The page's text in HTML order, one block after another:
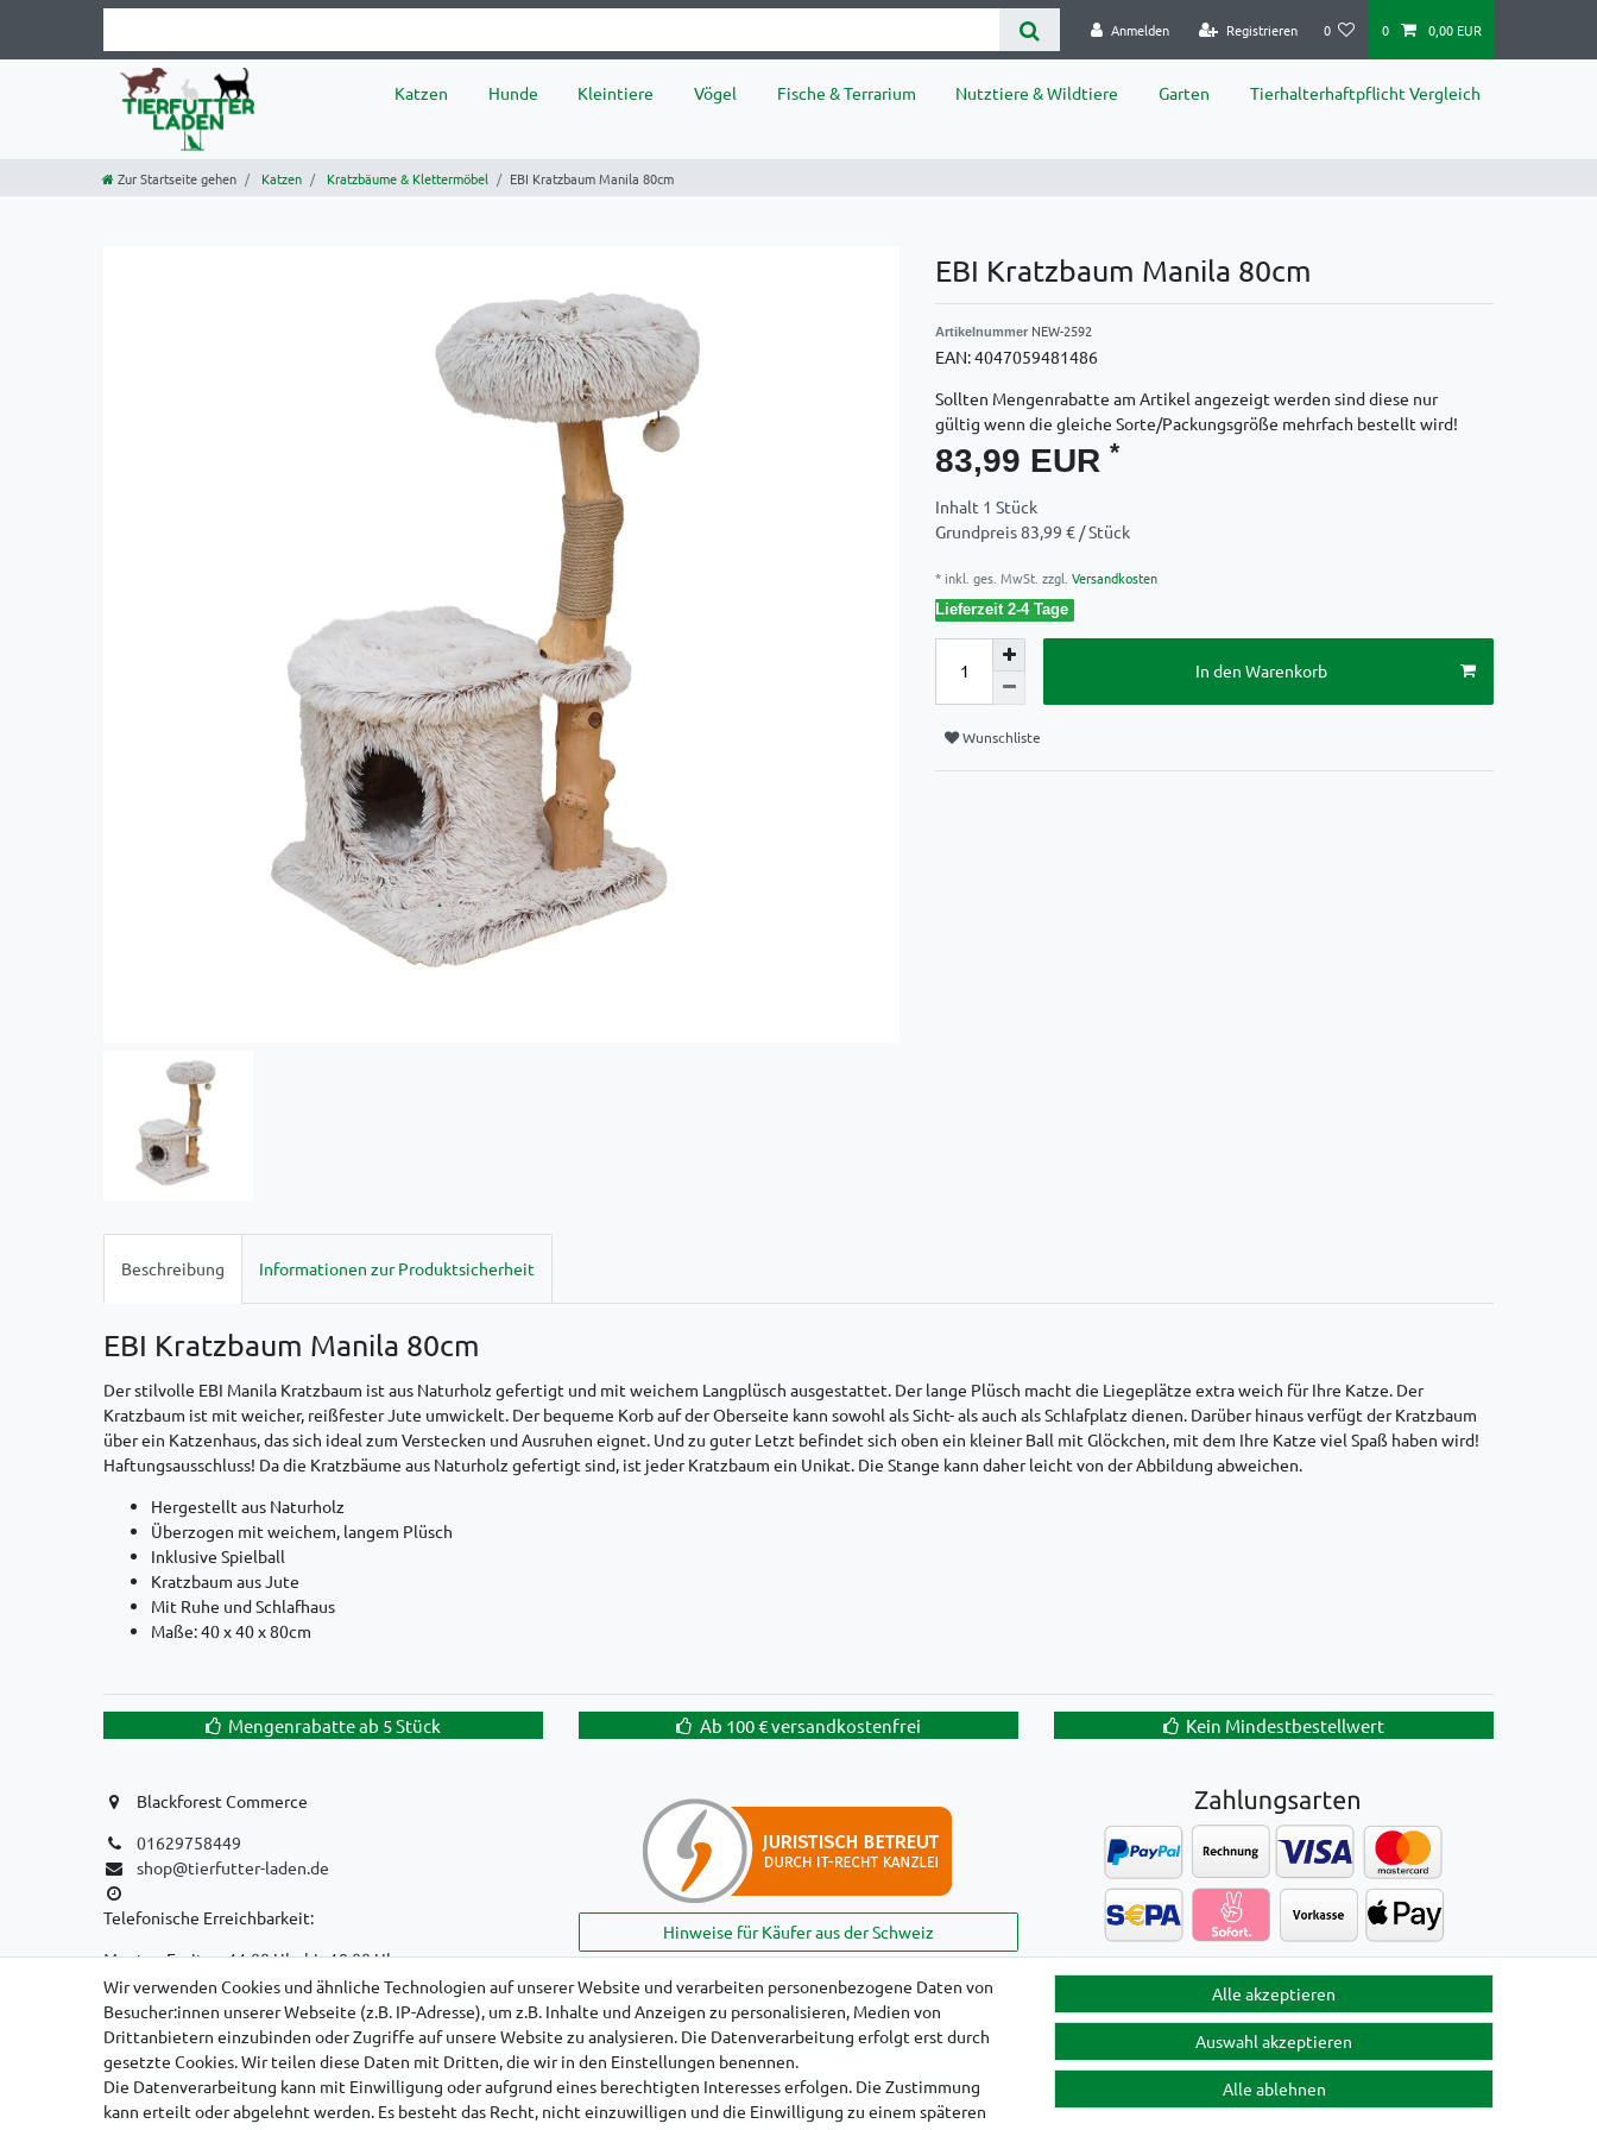
Anmelden Registrieren 0 0 0,00 EUR
Katzen Hunde Kleintiere Vögel Fische & Terrarium Nutztiere & Wildtiere Garten Tierhalterhaftpflicht Vergleich
Zur Startseite gehen Katzen Kratzbäume & Klettermöbel EBI Kratzbaum Manila 80cm
EBI Kratzbaum Manila 80cm
Artikelnummer NEW-2592
EAN:4047059481486
Sollten Mengenrabatte am Artikel angezeigt werden sind diese nur
gültig wenn die gleiche Sorte/Packungsgröße mehrfach bestellt wird!
83,99 EUR *
Inhalt 1 Stück
Grundpreis83,99 € / Stück
* inkl. ges. MwSt. zzgl. Versandkosten
Lieferzeit 2-4 Tage
In den Warenkorb
Wunschliste
Beschreibung Informationen zur Produktsicherheit
EBI Kratzbaum Manila 80cm
Der stilvolle EBI Manila Kratzbaum ist aus Naturholz gefertigt und mit weichem Langplüsch ausgestattet. Der lange Plüsch macht die Liegeplätze extra weich für Ihre Katze. Der
Kratzbaum ist mit weicher, reißfester Jute umwickelt. Der bequeme Korb auf der Oberseite kann sowohl als Sicht- als auch als Schlafplatz dienen. Darüber hinaus verfügt der Kratzbaum
über ein Katzenhaus, das sich ideal zum Verstecken und Ausruhen eignet. Und zu guter Letzt befindet sich oben ein kleiner Ball mit Glöckchen, mit dem Ihre Katze viel Spaß haben wird!
Haftungsausschluss! Da die Kratzbäume aus Naturholz gefertigt sind, ist jeder Kratzbaum ein Unikat. Die Stange kann daher leicht von der Abbildung abweichen.
Hergestellt aus Naturholz
Überzogen mit weichem, langem Plüsch
Inklusive Spielball
Kratzbaum aus Jute
Mit Ruhe und Schlafhaus
Maße: 40 x 40 x 80cm
Mengenrabatte ab 5 Stück Ab 100 € versandkostenfrei Kein Mindestbestellwert
Blackforest Commerce
01629758449
shop@tierfutter-laden.de
Telefonische Erreichbarkeit:
Montag-Freitag: 11:00 Uhr bis 18:00 Uhr
WIR SIND EIN REINER ONLINE-VERSANDHANDEL!
KEIN LADENGESCHÄFT, KEINE SELBSTABHOLUNG!
Hinweise für Käufer aus der Schweiz
Wir verwenden Cookies und ähnliche Technologien auf unserer Website und verarbeiten personenbezogene Daten von
Besucher:innen unserer Webseite (z.B. IP-Adresse), um z.B. Inhalte und Anzeigen zu personalisieren, Medien von
Drittanbietern einzubinden oder Zugriffe auf unsere Website zu analysieren. Die Datenverarbeitung erfolgt erst durch
gesetzte Cookies. Wir teilen diese Daten mit Dritten, die wir in den Einstellungen benennen.
Die Datenverarbeitung kann mit Einwilligung oder aufgrund eines berechtigten Interesses erfolgen. Die Zustimmung
kann erteilt oder abgelehnt werden. Es besteht das Recht, nicht einzuwilligen und die Einwilligung zu einem späteren
Alle akzeptieren
Auswahl akzeptieren
Alle ablehnen